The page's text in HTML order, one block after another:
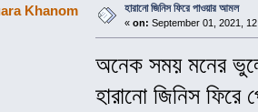
Khanom হারানো জিনিস ফিরে পাওয়ার আমল
« on: September 01, 2021,
অনেক সময় মনের ভুলে
হারানো জিনিস